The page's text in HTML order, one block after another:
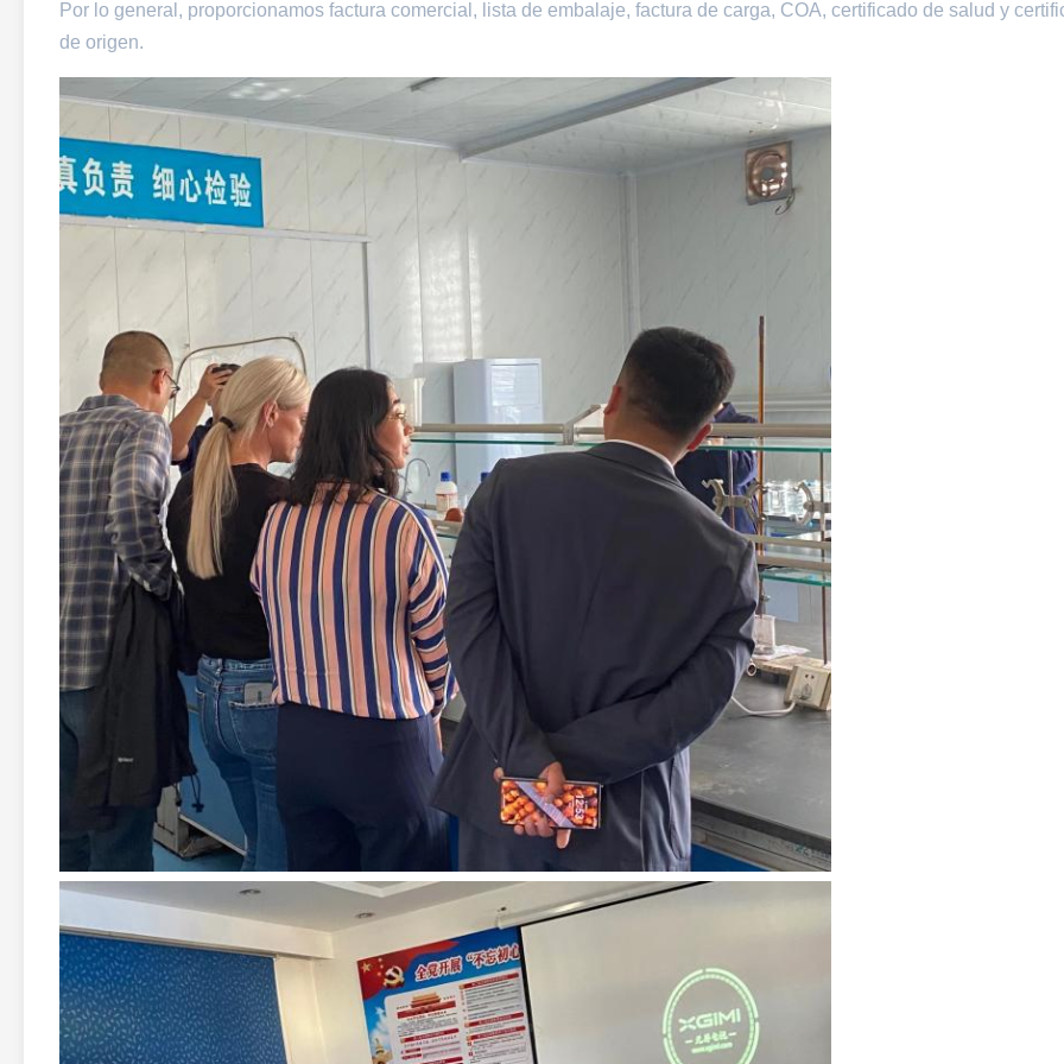
Por lo general, proporcionamos factura comercial, lista de embalaje, factura de carga, COA, certificado de salud y
de origen.